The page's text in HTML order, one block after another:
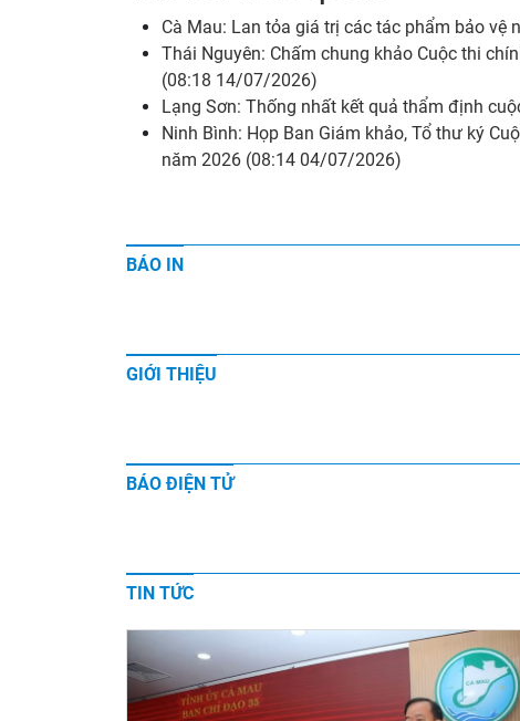
Cà Mau: Lan tỏa giá trị các tác phẩm bảo
Thái Nguyên: Chấm chung khảo Cuộc thi
(08:18 14/07/2026)
Lạng Sơn: Thống nhất kết quả thẩm định
Ninh Bình: Họp Ban Giám khảo, Tổ thư ký
năm 2026 (08:14 04/07/2026)
BÁO IN
GIỚI THIỆU
BÁO ĐIỆN TỬ
TIN TỨC